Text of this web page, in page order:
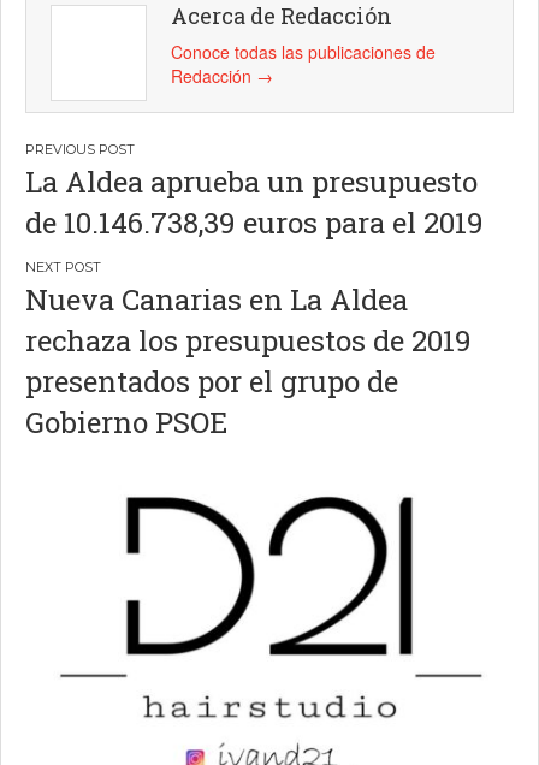
Acerca de Redacción
Conoce todas las publicaciones de
Redacción →
Navegación
de
entradas
La Aldea aprueba un presupuesto
de 10.146.738,39 euros para el 2019
Nueva Canarias en La Aldea
rechaza los presupuestos de 2019
presentados por el grupo de
Gobierno PSOE